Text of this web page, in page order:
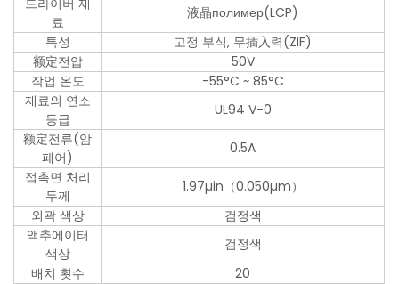
드라이버 재
료
液晶полимер(LCP)
특성
고정 부식, 무插入력(ZIF)
额定전압
50V
작업 온도
-55°C ~ 85°C
재료의 연소
등급
UL94 V-0
额定전류(암
페어)
0.5A
접촉면 처리
두께
1.97µin（0.050µm）
외곽 색상
검정색
액추에이터
색상
검정색
배치 횟수
20